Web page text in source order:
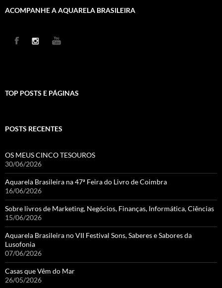
ACOMPANHE A AQUARELA BRASILEIRA
TOP POSTS E PÁGINAS
POSTS RECENTES
OS MEUS CINCO TESOUROS
30/06/2026
Aquarela Brasileira na 47ª Feira do Livro de Coimbra
16/06/2026
Sobre livros de Marketing, Negócios, Finanças, Informática, Ciências
15/06/2026
Aquarela Brasileira no VII Festival Sons, Saberes e Sabores da
Lusofonia
07/06/2026
Casas que Vêm do Mar
26/05/2026